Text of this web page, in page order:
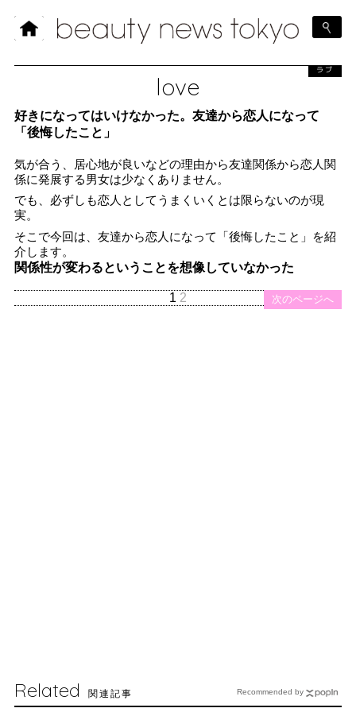
love
ラブ
好きになってはいけなかった。友達から恋人になって
「後悔したこと」
気が合う、居心地が良いなどの理由から友達関係から恋人関
係に発展する男女は少なくありません。
でも、必ずしも恋人としてうまくいくとは限らないのが現
実。
そこで今回は、友達から恋人になって「後悔したこと」を紹
介します。
関係性が変わるということを想像していなかった
次のページへ
1 2
Related 関連記事 Recommended by